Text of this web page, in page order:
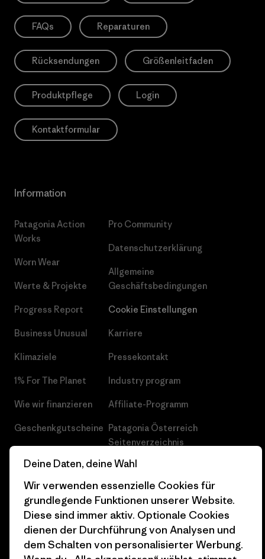
FAQs Reparaturen
Rücksendungen Größenleitfaden
Produktpflege Login
Kontaktformular
Information
Patagonia Action
Works
Worn Wear
Werte & Projekte
Progress Report
Business Unusual
Klimaziele
1% For The Planet
Wie wir finanzieren
Geschenkgutscheine
Nähe
Pro Community
Datenschutzerklärung
Allgemeine
Geschäftsbedingungen
Cookie Einstellungen
Karriere
Pressekontakt
Industry program
Affiliate-Programm
Patagonia Österreich
Seitenverzeichnis
© 2026 Patagonia, Inc. All Rights Reserved.
Deine Daten, deine Wahl
Wir verwenden essenzielle Cookies für
grundlegende Funktionen unserer Website.
Diese sind immer aktiv. Optionale Cookies
dienen der Durchführung von Analysen und
dem Schalten von personalisierter Werbung.